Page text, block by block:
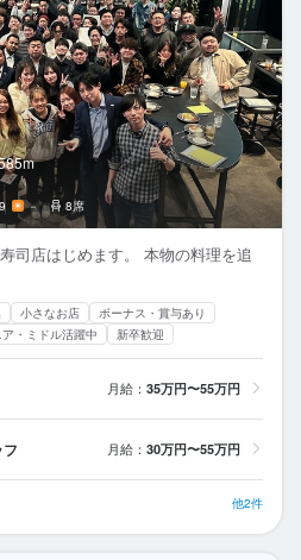
－ 8席
司店はじめます。 本物の料理を追
小さなお店
ボーナス・賞与あり
ア・ミドル活躍中 新卒歓迎
月給： 35万円〜55万円
月給： 30万円〜55万円
他2件